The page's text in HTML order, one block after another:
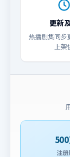
更新
热播剧集同步
上架
注册